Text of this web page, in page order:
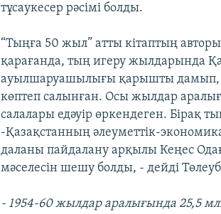
тұсаукесер рәсімі болды.
“Тыңға 50 жыл” атты кітаптың
қарағанда, тың игеру жылдарында
ауылшаруашылығы қарышты дамып,
көптеп салынған. Осы жылдар
салалары едәуір өркендеген. Бірақ
-Қазақстанның әлеуметтік-
даланы пайдалану арқылы Кеңес
мәселесін шешу болды, - дейді
- 1954-60 жылдар аралығында 25,5